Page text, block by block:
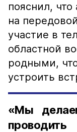
пояснил,
на
участие в
областной
родными,
устроить
«Мы